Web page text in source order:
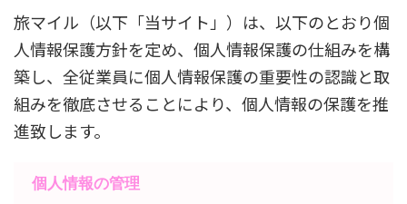
旅マイル（以下「当サイト」）は、以下のとおり個
人情報保護方針を定め、個人情報保護の仕組みを構
築し、全従業員に個人情報保護の重要性の認識と取
組みを徹底させることにより、個人情報の保護を推
進致します。
個人情報の管理